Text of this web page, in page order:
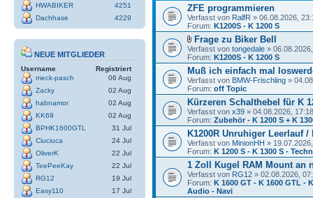
HWABIKER
4251
Dachhase
4229
NEUE MITGLIEDER
Username
Registriert
meck-pasch
06 Aug
Zacky
02 Aug
habnamor
02 Aug
KK69
02 Aug
BPHK1600GTL
31 Jul
Ciuciuca
24 Jul
OliverK
22 Jul
TeePeeKay
22 Jul
RG12
19 Jul
Easy110
17 Jul
ZFE programmieren
Verfasst von RalfR » 06.08.2026,
Forum: K1200S - K 1200 S
Frage zu Biker Bell
Verfasst von tongedale »
Forum: K1200S - K 1200 S
Muß ich einfach mal
Verfasst von BMW-Frischling »
Forum: off Topic
Kürzeren Schalthebel für K
Verfasst von x39 » 04.08.2026, 17:18
Forum: Zubehör - K 1200 S + K
K1200R Unruhiger Leerlauf /
Verfasst von MinionHH »
Forum: K 1200 S - K 1300 S -
1 Zoll Kugel RAM Mount an
Verfasst von RG12 » 02.08.2026,
Forum: K 1600 GT - K 1600 GTL -
Audio - Navi